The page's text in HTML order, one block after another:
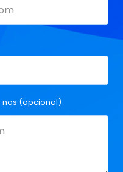
(opcional)